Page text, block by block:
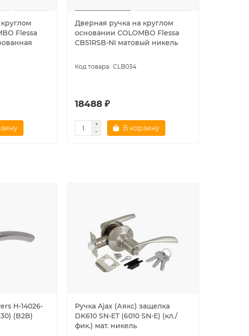
Flessa
Дверная ручка на круглом
основании COLOMBO Flessa
CB51RSB-NI матовый никель
CLB034
18488 ₽
В корзину
H-14026-
(B2B)
Ручка Ajax (Аякс) защелка
DK610 SN-ET (6010 SN-E) (кл./
фик.) мат. никель